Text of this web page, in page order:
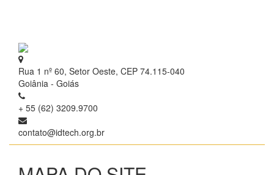
Rua 1 nº 60, Setor Oeste, CEP 74.115-040
Goiânia - Goiás
+ 55 (62) 3209.9700
contato@idtech.org.br